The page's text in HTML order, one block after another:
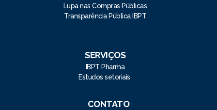
Lupa nas Compras Públicas
Transparência Pública IBPT
SERVIÇOS
IBPT Pharma
Estudos setoriais
CONTATO